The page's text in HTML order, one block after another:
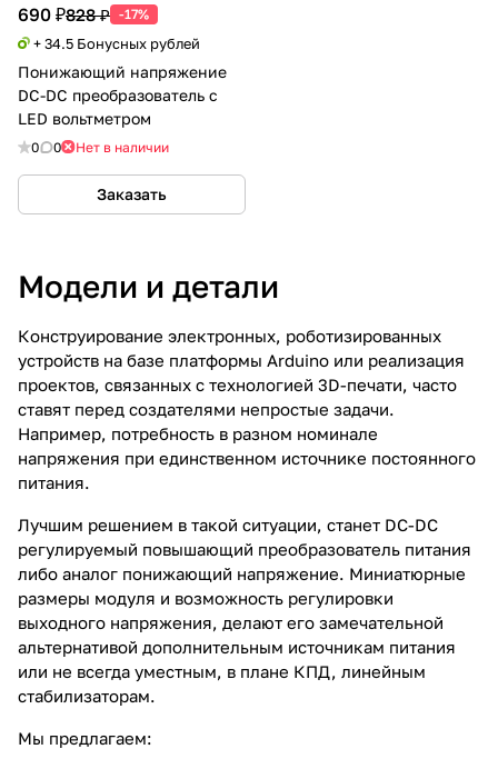
690 ₽828 ₽ -17%
+ 34.5 Бонусных рублей
Понижающий напряжение
DC-DC преобразователь с
LED вольтметром
0 0 Нет в наличии
Заказать
Модели и детали
Конструирование электронных, роботизированных
устройств на базе платформы Arduino или реализация
проектов, связанных с технологией 3D-печати, часто
ставят перед создателями непростые задачи.
Например, потребность в разном номинале
напряжения при единственном источнике постоянного
питания.
Лучшим решением в такой ситуации, станет DC-DC
регулируемый повышающий преобразователь питания
либо аналог понижающий напряжение. Миниатюрные
размеры модуля и возможность регулировки
выходного напряжения, делают его замечательной
альтернативой дополнительным источникам питания
или не всегда уместным, в плане КПД, линейным
стабилизаторам.
Мы предлагаем: